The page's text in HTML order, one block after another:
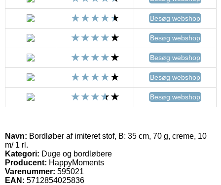
Besøg webshop
Besøg webshop
Besøg webshop
Besøg webshop
Besøg webshop
Navn: Bordløber af imiteret stof, B: 35 cm, 70 g, creme, 10
m/ 1 rl.
Kategori: Duge og bordløbere
Producent: HappyMoments
Varenummer: 595021
EAN: 5712854025836